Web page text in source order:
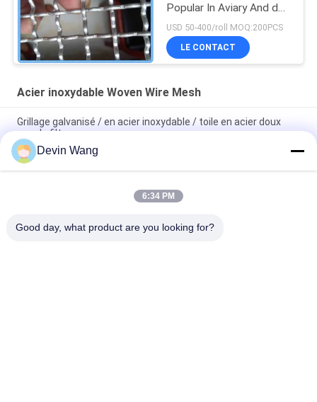
Popular In Aviary And de
fil du diamètre T6061 de
2.0mm
USD 50-400/roll MOQ:200PCS
LE CONTACT
Acier inoxydable Woven Wire Mesh
Grillage galvanisé / en acier inoxydable / toile en acier doux
pour le filtrage
Grille métallique de haute qualité en acier inoxydable pour
filtre, tamis en fil d'acier inoxydable pour filtre à eau
20/40/60 Maillage en acier tissé Net de fil d'acier inoxydable
Devin Wang
6:34 PM
Good day, what product are you looking for?